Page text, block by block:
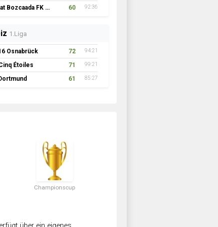
İnşaat Bozcaada FK 1957 60 92:36
1.Liga
Osnabrück 72 94:21
Étoiles 71 99:21
61 85:27
Championscup